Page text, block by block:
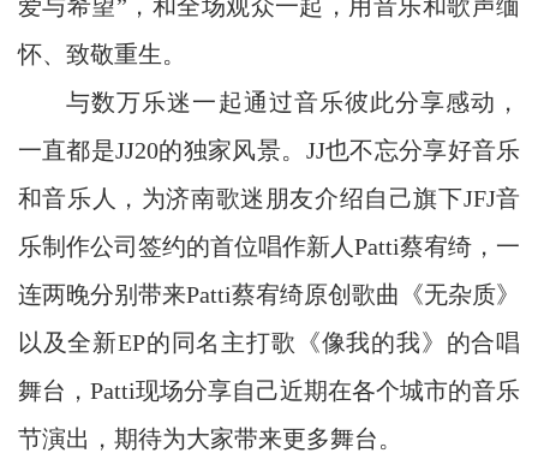
爱与希望”，和全场观众一起，用音乐和歌声缅
怀、致敬重生。
与数万乐迷一起通过音乐彼此分享感动，
一直都是JJ20的独家风景。JJ也不忘分享好音乐
和音乐人，为济南歌迷朋友介绍自己旗下JFJ音
乐制作公司签约的首位唱作新人Patti蔡宥绮，一
连两晚分别带来Patti蔡宥绮原创歌曲《无杂质》
以及全新EP的同名主打歌《像我的我》的合唱
舞台，Patti现场分享自己近期在各个城市的音乐
节演出，期待为大家带来更多舞台。